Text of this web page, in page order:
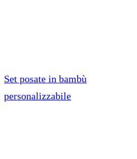
Set posate in bambù
personalizzabile